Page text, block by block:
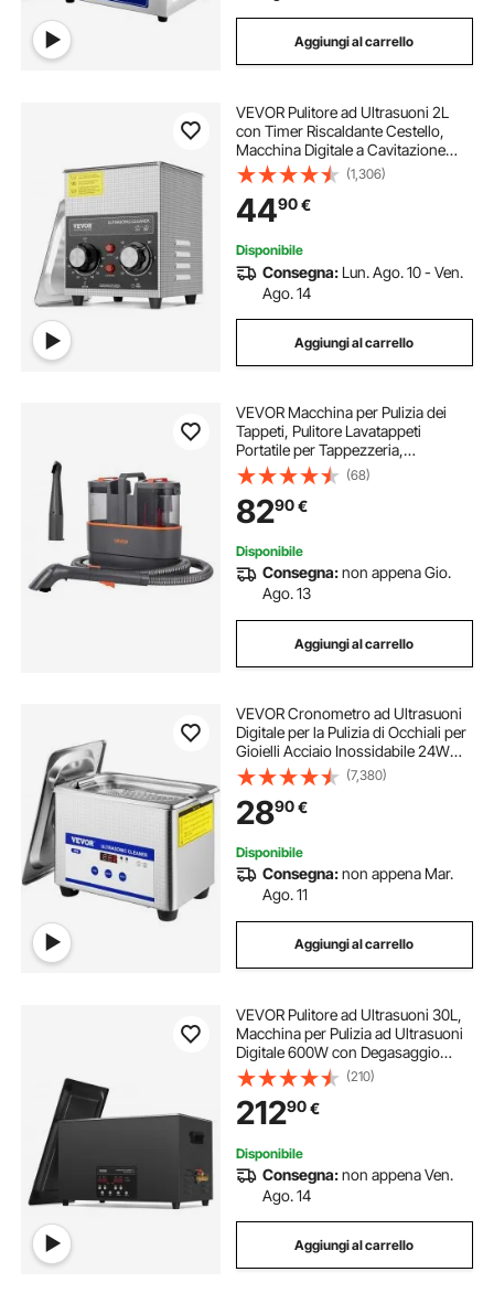
Aggiungi al carrello
VEVOR Pulitore ad Ultrasuoni 2L
con Timer Riscaldante Cestello,
Macchina Digitale a Cavitazione
Sonica, Pulitrice Ultrasuoni 60 W
per Strumenti di Orologi, Occhiali,
Monete, Utensili Metallici
(1,306)
4490€
Disponibile
Consegna: Lun. Ago. 10 - Ven.
Ago. 14
Aggiungi al carrello
VEVOR Macchina per Pulizia dei
Tappeti, Pulitore Lavatappeti
Portatile per Tappezzeria,
Lavatappetti Aspirapolvere 11,5 kPa,
Pulitore per Macchie, Tappeti
Divani, Casa, Auto
(68)
8290€
Disponibile
Consegna:non appena Gio.
Ago. 13
Aggiungi al carrello
VEVOR Cronometro ad Ultrasuoni
Digitale per la Pulizia di Occhiali per
Gioielli Acciaio Inossidabile 24W
0,8L
(7,380)
2890€
Disponibile
Consegna:non appena Mar.
Ago. 11
Aggiungi al carrello
VEVOR Pulitore ad Ultrasuoni 30L,
Macchina per Pulizia ad Ultrasuoni
Digitale 600W con Degasaggio
Modalità Delicata, Pulitore ad
Ultrasuoni Industriale da 40kHz con
Timer e Riscaldatore per Gioielli
(210)
21290€
Disponibile
Consegna:non appena Ven.
Ago. 14
Aggiungi al carrello